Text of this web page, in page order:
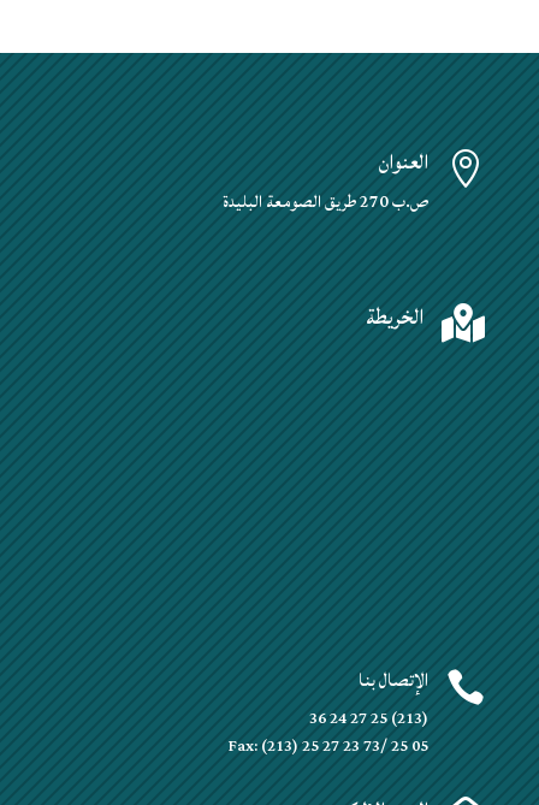
 العنوان
ص.ب 270 طريق الصومعة البليدة
 الخريطة
 الإتصال بنا
(213) 25 27 24 36
Fax: (213) 25 27 23 73/ 25 05